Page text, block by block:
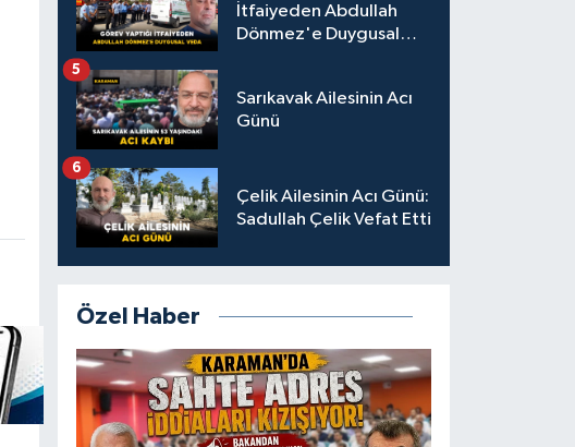
İtfaiyeden Abdullah
Dönmez'e Duygusal
Sarıkavak Ailesinin Acı
Günü
5
Çelik Ailesinin Acı Günü:
Sadullah Çelik Vefat Etti
6
Özel Haber